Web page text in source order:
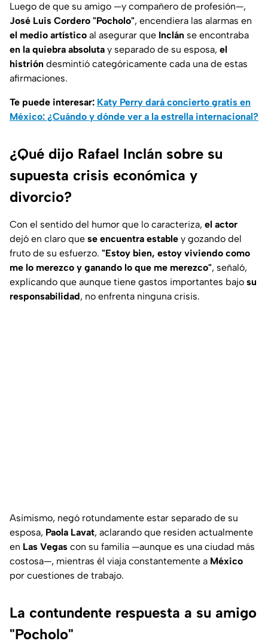
Luego de que su amigo —y compañero de profesión—,
José Luis Cordero "Pocholo", encendiera las alarmas en
el medio artístico al asegurar que Inclán se encontraba
en la quiebra absoluta y separado de su esposa, el
histrión desmintió categóricamente cada una de estas
afirmaciones.
Te puede interesar: Katy Perry dará concierto gratis en
México: ¿Cuándo y dónde ver a la estrella internacional?
¿Qué dijo Rafael Inclán sobre su
supuesta crisis económica y
divorcio?
Con el sentido del humor que lo caracteriza, el actor
dejó en claro que se encuentra estable y gozando del
fruto de su esfuerzo. "Estoy bien, estoy viviendo como
me lo merezco y ganando lo que me merezco", señaló,
explicando que aunque tiene gastos importantes bajo su
responsabilidad, no enfrenta ninguna crisis.
Asimismo, negó rotundamente estar separado de su
esposa, Paola Lavat, aclarando que residen actualmente
en Las Vegas con su familia —aunque es una ciudad más
costosa—, mientras él viaja constantemente a México
por cuestiones de trabajo.
La contundente respuesta a su amigo
"Pocholo"